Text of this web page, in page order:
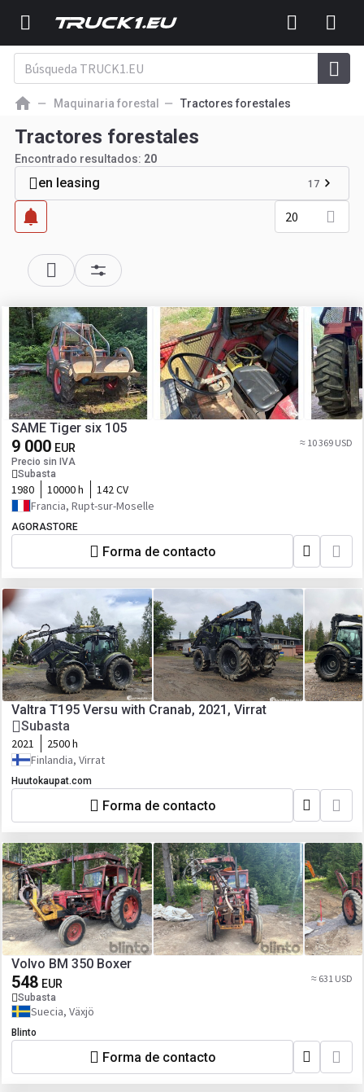
Maquinaria forestal Tractores forestales
Tractores forestales
Encontrado resultados: 20
en leasing 17
20
SAME Tiger six 105
9 000 EUR
Precio sin IVA
Subasta
≈ 10 369 USD
1980 10000 h
142 CV
Francia, Rupt-sur-Moselle
AGORASTORE
Forma de contacto
Valtra T195 Versu with Cranab, 2021, Virrat
Subasta
2021
2500 h
Finlandia, Virrat
Huutokaupat.com
Forma de contacto
Volvo BM 350 Boxer
548 EUR
Subasta
≈ 631 USD
Suecia, Växjö
Blinto
Forma de contacto